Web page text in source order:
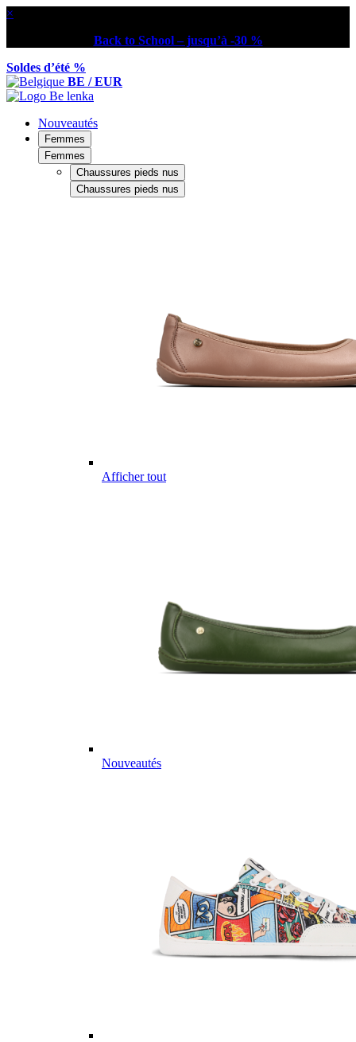
×
Back to School – jusqu’à -30 %
Soldes d’été %
BE / EUR
Nouveautés
Femmes
Femmes
Chaussures pieds nus
Chaussures pieds nus
Afficher tout
Nouveautés